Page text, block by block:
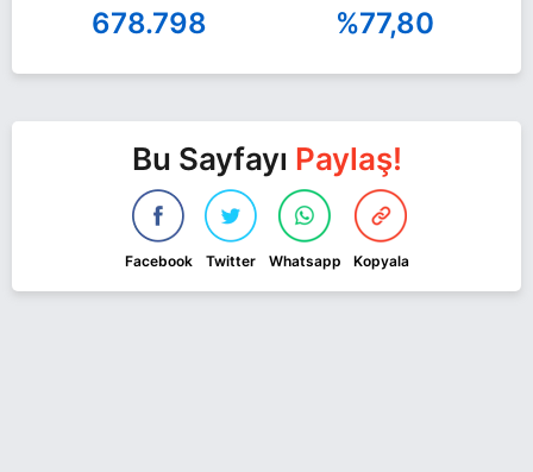
678.798 %77,80
Bu Sayfayı Paylaş!
Facebook Twitter Whatsapp Kopyala